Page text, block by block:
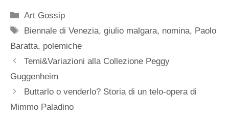
Categorie
Art Gossip
Tag
Biennale di Venezia,giulio malgara, nomina, Paolo
Baratta, polemiche
Temi&Variazioni alla Collezione Peggy
Guggenheim
Buttarlo o venderlo? Storia di un telo-opera di
Mimmo Paladino